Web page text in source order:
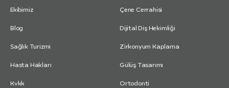
Ekibimiz
Blog
Sağlık Turizmi
Hasta Hakları
Kvkk
Çene Cerrahisi
Dijital Diş Hekimliği
Zirkonyum Kaplama
Gülüş Tasarımı
Ortodonti